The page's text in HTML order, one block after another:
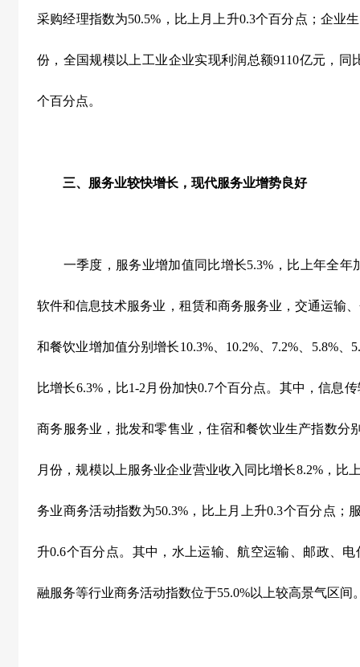
采购经理指数为50.5% ，比上月上升0.3个百分点；企业
份，全国规模以上工业企业实现利润总额9110亿元，同
个百分点。
三、服务业较快增长，现代服务业增势良好
一季度，服务业增加值同比增长5.3% ，比上年全年
软件和信息技术服务业，租赁和商务服务业，交通运输
和餐饮业增加值分别增长10.3%、 10.2%、 7.2% 5.8%、
比增长6.3%，比1-2 月份加快0.7个百分点。其中，信息
商务服务业，批发和零售业，住宿和餐饮业生产指数分
月份，规模以上服务业企业营业收入同比增长8.2%，比
务业商务活动指数为50.3% ，比上月上升0.3个百分点；
升0.6个百分点。其中，水上运输、航空运输、邮政、
融服务等行业商务活动指数位于55.0%以上较高景气区间